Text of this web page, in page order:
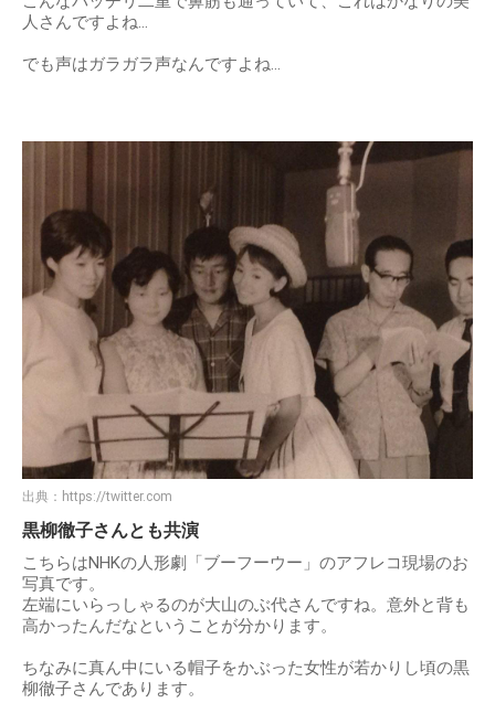
人さんですよね…
でも声はガラガラ声なんですよね…
出典： https://twitter.com
黒柳徹子さんとも共演
こちらはNHKの人形劇「ブーフーウー」のアフレコ現場のお
写真です。
左端にいらっしゃるのが大山のぶ代さんですね。意外と背も
高かったんだなということが分かります。
ちなみに真ん中にいる帽子をかぶった女性が若かりし頃の黒
柳徹子さんであります。